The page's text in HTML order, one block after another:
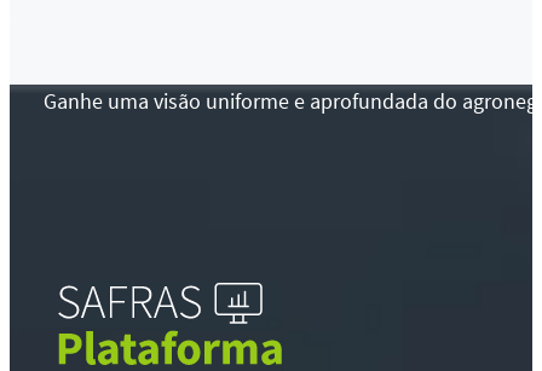
Ganhe uma visão uniforme e aprofundada do